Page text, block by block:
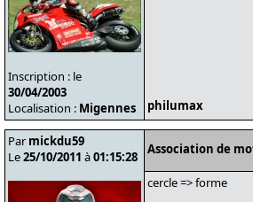
Inscription : le
30/04/2003
Localisation : Migennes philumax
Par mickdu59
Le25/10/2011 à01:15:28 Association de
cercle => forme